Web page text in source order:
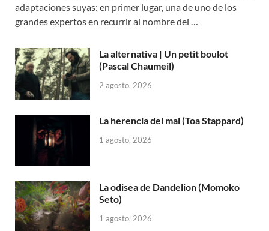
adaptaciones suyas: en primer lugar, una de uno de los
grandes expertos en recurrir al nombre del …
La alternativa | Un petit boulot
(Pascal Chaumeil)
2 agosto, 2026
La herencia del mal (Toa Stappard)
1 agosto, 2026
La odisea de Dandelion (Momoko
Seto)
1 agosto, 2026